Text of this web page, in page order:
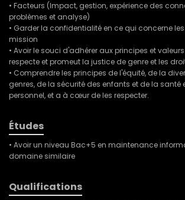
• Facteurs (Impact, gestion, expérience des
problèmes et analyse)
• Garder la confidentialité en ce qui concerne
mission
• Avoir le souci d'adhérer aux principes et
respecte et promeut la justice de genre et les
• Comprendre les principes de l'équité, de la
genres, de la sécurité des enfants et de la santé
personnel, et a à cœur de les respecter.
Études
• Avoir un niveau Bac+5 en maintenance
domaine similaire
Qualifications